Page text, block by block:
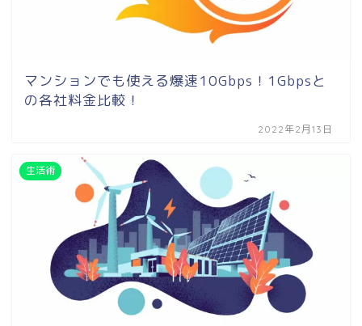
マンションでも使える爆速10Gbps！1Gbpsと
の各社料金比較！
2022年2月13日
生活術